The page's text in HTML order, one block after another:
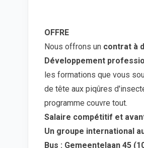
OFFRE
Nous offrons un contrat à
Développement
les formations que vous
de tête aux piqûres
programme couvre tout.
Salaire compétitif et
Un groupe international
Bus : Gemeentelaan 45